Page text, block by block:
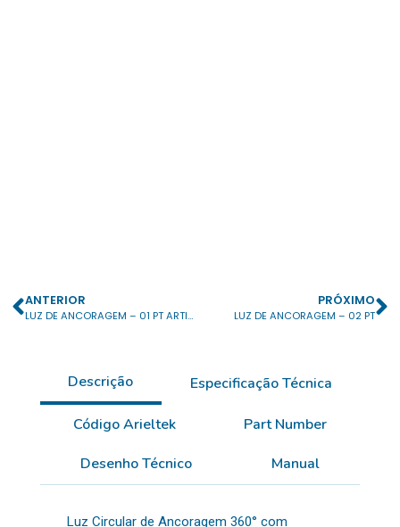
ANTERIOR
LUZ DE ANCORAGEM – 01 PT ARTICULADA
PRÓXIMO
LUZ DE ANCORAGEM – 02 PT
Descrição Especificação Técnica
Código Arieltek
Part Number
Desenho Técnico
Manual
Luz Circular de Ancoragem 360° com